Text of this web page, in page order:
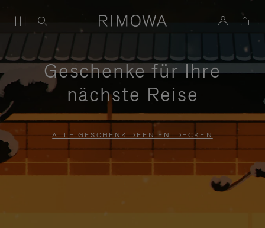
Geschenke für Ihre
nächste Reise
ALLE GESCHENKIDEEN ENTDECKEN